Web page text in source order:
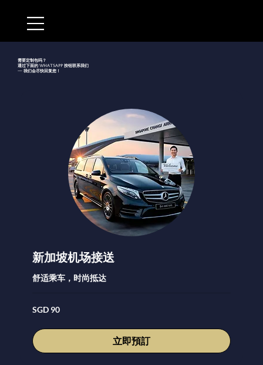
需要定制包吗？
通过下面的 WhatsApp 按钮联系我们
— 我们会尽快回复您！
新加坡机场接送
舒适乘车，时尚抵达
90
新
坡
元
SGD 90
立即預訂